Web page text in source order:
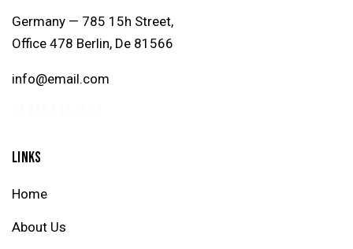
Germany — 785 15h Street,
Office 478 Berlin, De 81566
info@email.com
LINKS
Home
About Us